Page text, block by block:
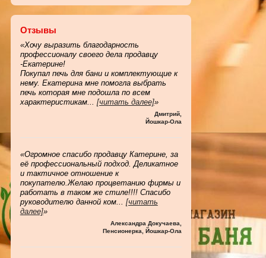
Отзывы
«Хочу выразить благодарность
профессионалу своего дела продавцу
-Екатерине!
Покупал печь для бани и комплектующие к
нему. Екатерина мне помогла выбрать
печь которая мне подошла по всем
характеристикам... [читать далее]»
Дмитрий,
Йошкар-Ола
«Огромное спасибо продавцу Катерине, за
её профессиональный подход. Деликатное
и тактичное отношение к
покупателю.Желаю процветанию фирмы и
работать в таком же стиле!!!! Спасибо
руководителю данной ком... [читать
далее]»
Александра Докучаева
Пенсионерка, Йошкар-Ола